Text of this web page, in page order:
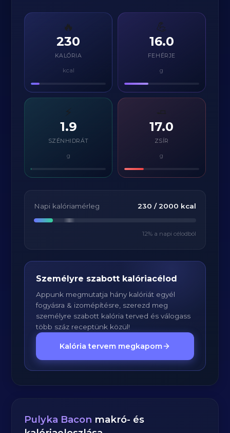
🔥
230
KALÓRIA
kcal
💪
16.0
FEHÉRJE
g
⚡
1.9
SZÉNHIDRÁT
g
17.0
ZSÍR
g
Napi kalóriamérleg 230 / 2000 kcal
12% a napi célodból
Személyre szabott kalóriacélod
Appunk megmutatja hány kalóriát egyél
fogyásra & izomépítésre, szerezd meg
személyre szabott kalória terved és válogass
több száz receptünk közül!
Kalória tervem megkapom
Pulyka Bacon makró- és